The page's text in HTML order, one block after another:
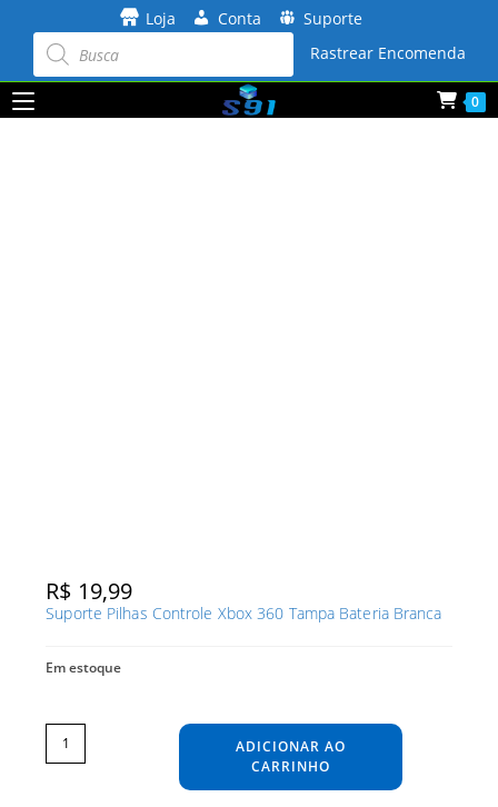
conteúdo
Loja Conta Suporte
Pesquisar
produtos Rastrear Encomenda
0
R$ 19,99
Suporte Pilhas Controle Xbox 360 Tampa Bateria Branca
Em estoque
Suporte
Pilhas
Controle
Xbox
Tampa
ADICIONAR AO
CARRINHO